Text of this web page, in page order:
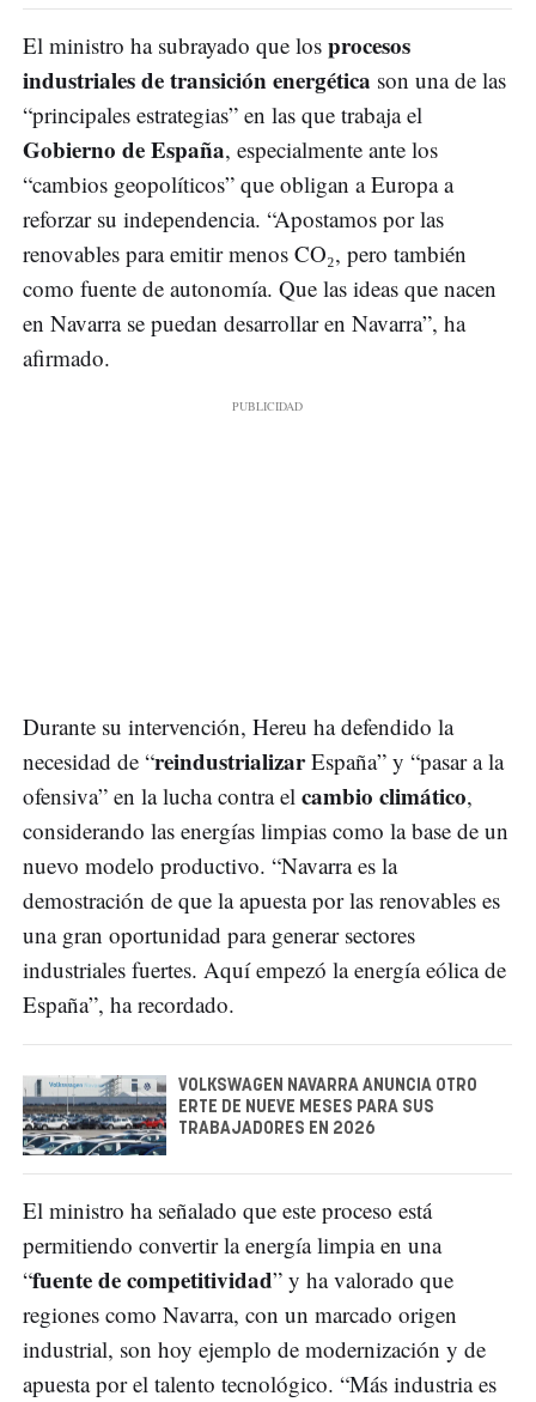
El ministro ha subrayado que los procesos
industriales de transición energética son una de las
“principales estrategias” en las que trabaja el
Gobierno de España, especialmente ante los
“cambios geopolíticos” que obligan a Europa a
reforzar su independencia. “Apostamos por las
renovables para emitir menos CO₂, pero también
como fuente de autonomía. Que las ideas que nacen
en Navarra se puedan desarrollar en Navarra”, ha
afirmado.
Durante su intervención, Hereu ha defendido la
necesidad de “reindustrializarEspaña” y “pasar a la
ofensiva” en la lucha contra el cambio climático,
considerando las energías limpias como la base de un
nuevo modelo productivo. “Navarra es la
demostración de que la apuesta por las renovables es
una gran oportunidad para generar sectores
industriales fuertes. Aquí empezó la energía eólica de
España”, ha recordado.
VOLKSWAGEN NAVARRA ANUNCIA OTRO
ERTE DE NUEVE MESES PARA SUS
TRABAJADORES EN 2026
El ministro ha señalado que este proceso está
permitiendo convertir la energía limpia en una
“fuente de competitividad” y ha valorado que
regiones como Navarra, con un marcado origen
industrial, son hoy ejemplo de modernización y de
apuesta por el talento tecnológico. “Más industria es